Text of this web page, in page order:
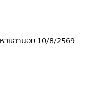
หวยฮานอย 10/8/2569